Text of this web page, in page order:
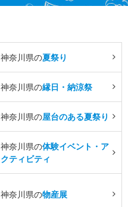
神奈川県の夏祭り
神奈川県の縁日・納涼祭
神奈川県の屋台のある夏祭り
神奈川県の体験イベント・ア
クティビティ
神奈川県の物産展